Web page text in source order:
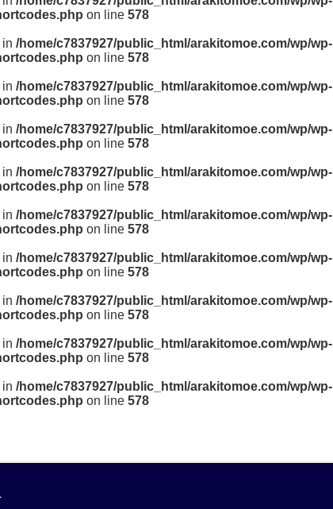
on line 578
/home/c7837927/public_html/arakitomoe.com/wp/wp-
on line 578
/home/c7837927/public_html/arakitomoe.com/wp/wp-
on line 578
/home/c7837927/public_html/arakitomoe.com/wp/wp-
on line 578
/home/c7837927/public_html/arakitomoe.com/wp/wp-
on line 578
/home/c7837927/public_html/arakitomoe.com/wp/wp-
on line 578
/home/c7837927/public_html/arakitomoe.com/wp/wp-
on line 578
/home/c7837927/public_html/arakitomoe.com/wp/wp-
on line 578
/home/c7837927/public_html/arakitomoe.com/wp/wp-
on line 578
/home/c7837927/public_html/arakitomoe.com/wp/wp-
on line 578